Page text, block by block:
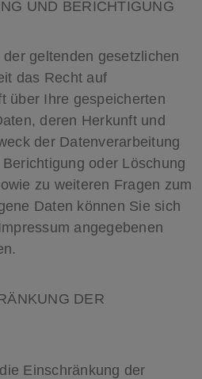
UND BERICHTIGUNG
geltenden gesetzlichen
das Recht auf
über Ihre gespeicherten
deren Herkunft und
der Datenverarbeitung
oder Löschung
zu weiteren Fragen zum
Daten können Sie sich
angegebenen
DER
Einschränkung der